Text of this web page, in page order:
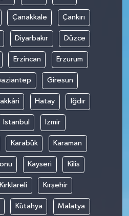
Çanakkale Çankırı
Diyarbakır Düzce
Erzincan Erzurum
Giresun
Hatay Iğdır
İstanbul İzmir
Karabük Karaman
Kayseri Kilis
Kırklareli Kırşehir
Kütahya Malatya